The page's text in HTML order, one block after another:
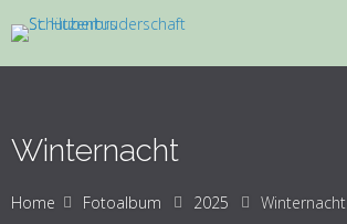
Winternacht
Home Fotoalbum 2025 Winternacht